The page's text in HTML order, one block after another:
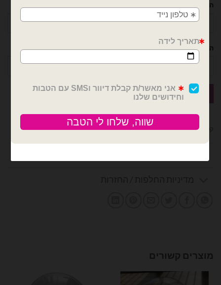
השם שלך
הטלפון שלך
קטגוריות:בלוני בובו,מבצעים / חיסול מלאי
מוצרים קשורים